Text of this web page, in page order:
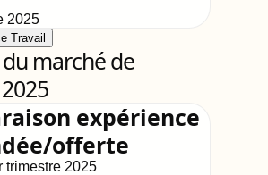
2025
Travail
marché de
expérience
offerte
trimestre 2025